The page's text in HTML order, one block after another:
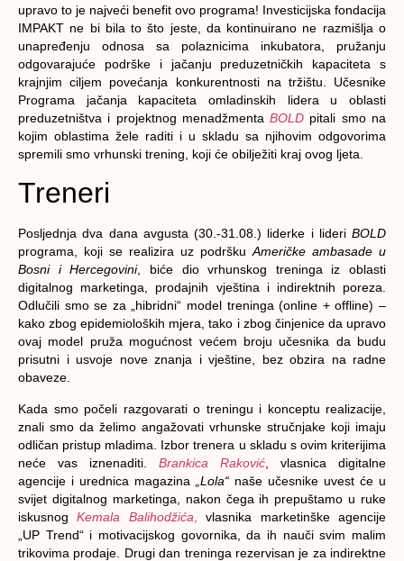
upravo to je najveći benefit ovo programa! Investicijska fondacija
IMPAKT ne bi bila to što jeste, da kontinuirano ne razmišlja o
unapređenju odnosa sa polaznicima inkubatora, pružanju
odgovarajuće podrške i jačanju preduzetničkih kapaciteta s
krajnjim ciljem povećanja konkurentnosti na tržištu. Učesnike
Programa jačanja kapaciteta omladinskih lidera u oblasti
preduzetništva i projektnog menadžmenta BOLD pitali smo na
kojim oblastima žele raditi i u skladu sa njihovim odgovorima
spremili smo vrhunski trening, koji će obilježiti kraj ovog ljeta.
Treneri
Posljednja dva dana avgusta (30.-31.08.) liderke i lideri BOLD
programa, koji se realizira uz podrškuAmeričke ambasade u
Bosni i Hercegovini, biće dio vrhunskog treninga iz oblasti
digitalnog marketinga, prodajnih vještina i indirektnih poreza.
Odlučili smo se za „hibridni“ model treninga (online + offline) –
kako zbog epidemioloških mjera, tako i zbog činjenice da upravo
ovaj model pruža mogućnost većem broju učesnika da budu
prisutni i usvoje nove znanja i vještine, bez obzira na radne
obaveze.
Kada smo počeli razgovarati o treningu i konceptu realizacije,
znali smo da želimo angažovati vrhunske stručnjake koji imaju
odličan pristup mladima. Izbor trenera u skladu s ovim kriterijima
neće vas iznenaditi. Brankica Raković , vlasnica digitalne
agencije i urednica magazina
„Lola“ naše učesnike uvest će u
svijet digitalnog marketinga, nakon čega ih prepuštamo u ruke
iskusnogKemala Balihodžića
vlasnika marketinške agencije
„UP Trend“ i motivacijskog govornika, da ih nauči svim malim
trikovima prodaje. Drugi dan treninga rezervisan je za indirektne